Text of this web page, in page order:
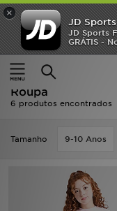
×
JD Sports
JD Sports
GRÁTIS -
Página principal
Pink
Pink Soda Sport
Roupa
6 produtos encontrados
Tamanho 9-10 Anos
INÍCIO
Promoções
NOVIDADES